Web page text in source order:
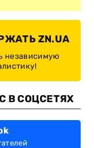
ZN.UA
независимую
В СОЦСЕТЯХ